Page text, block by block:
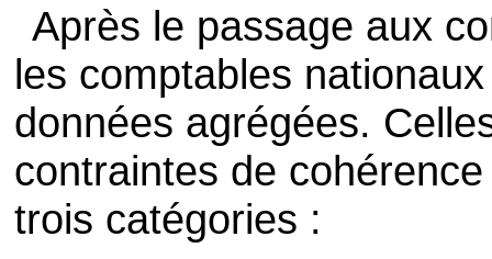
Après le passage aux
les comptables
données agrégées.
contraintes de
trois catégories :